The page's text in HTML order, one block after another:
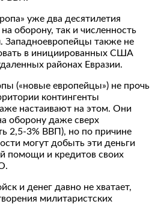
уже два десятилетия
оборону, так и численность
Западноевропейцы также не
в инициированных США
районах Евразии.
(«новые европейцы») не прочь
контингенты
настаивают на этом. Они
оборону даже сверх
2,5-3% ВВП), но по причине
могут добыть эти деньги
помощи и кредитов своих
и денег давно не хватает,
милитаристских